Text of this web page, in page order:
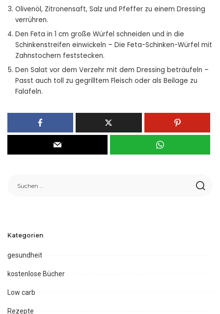
Olivenöl, Zitronensaft, Salz und Pfeffer zu einem Dressing
verrühren.
Den Feta in 1 cm große Würfel schneiden und in die
Schinkenstreifen einwickeln – Die Feta-Schinken-Würfel mit
Zahnstochern feststecken.
Den Salat vor dem Verzehr mit dem Dressing beträufeln –
Passt auch toll zu gegrilltem Fleisch oder als Beilage zu
Falafeln.
Kategorien
gesundheit
kostenlose Bücher
Low carb
Rezepte